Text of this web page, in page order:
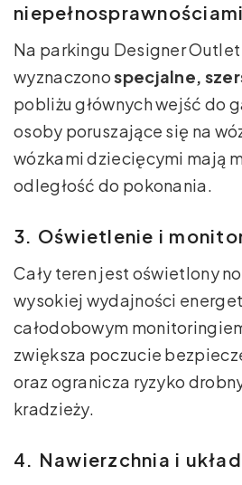
niepełnosprawnościami
Na parkingu Designer
wyznaczonospecjalne,
pobliżu głównych wejść do
osoby poruszające się na
wózkami dziecięcymi mają
odległość do pokonania.
3. Oświetlenie i
Cały teren jest oświetlony
wysokiej wydajności
całodobowym
zwiększa poczucie
oraz ogranicza ryzyko
kradzieży.
4. Nawierzchnia i